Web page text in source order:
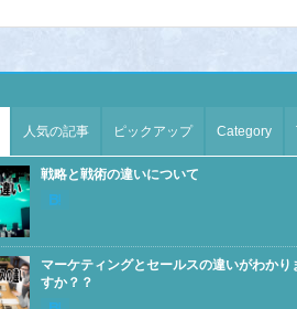
人気の記事 ピックアップ Category
戦略と戦術の違いについて
マーケティングとセールスの違いがわかり
すか？？